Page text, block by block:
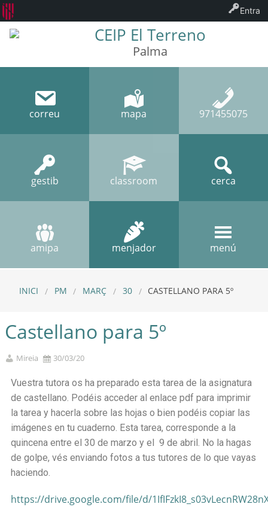
CEIP El Terreno
Palma
correu mapa 971455075
gestib classroom cerca
amipa menjador menú
INICI PM MARÇ 30 CASTELLANO PARA 5º
Castellano para 5º
Mireia 30/03/20
Vuestra tutora os ha preparado esta tarea de la asignatura
de castellano. Podéis acceder al enlace pdf para imprimir
la tarea y hacerla sobre las hojas o bien podéis copiar las
imágenes en tu cuaderno. Esta tarea, corresponde a la
quincena entre el 30 de marzo y el 9 de abril. No la hagas
de golpe, vés enviando fotos a tus tutores de lo que vayas
haciendo.
https://drive.google.com/file/d/
Entra